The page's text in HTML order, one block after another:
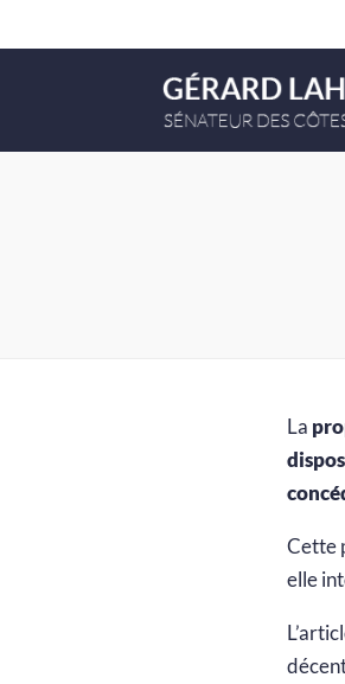
La
Cette
elle